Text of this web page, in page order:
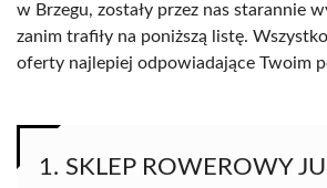
w Brzegu, zostały przez nas starannie
zanim trafiły na poniższą listę.
oferty najlepiej odpowiadające Twoim
1. SKLEP ROWEROWY